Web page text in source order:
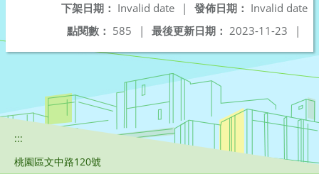
發佈日期： Invalid date
下架日期： Invalid date
|
最後更新日期： 2023-11-23 |
點閱數： 585 |
:::
桃園區文中路120號